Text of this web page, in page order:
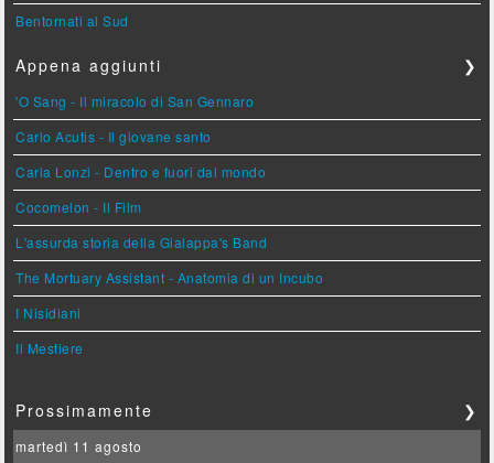
Bentornati al Sud
Appena aggiunti ❯
'O Sang - Il miracolo di San Gennaro
Carlo Acutis - Il giovane santo
Carla Lonzi - Dentro e fuori dal mondo
Cocomelon - Il Film
L'assurda storia della Gialappa's Band
The Mortuary Assistant - Anatomia di un Incubo
I Nisidiani
Il Mestiere
Prossimamente ❯
martedì 11 agosto